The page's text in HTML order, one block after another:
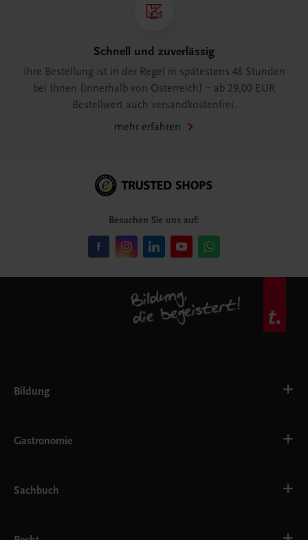
Schnell und zuverlässig
Ihre Bestellung ist in der Regel in spätestens 48 Stunden
bei Ihnen (innerhalb von Österreich) – ab 29,00 EUR
Bestellwert auch versandkostenfrei.
mehr erfahren
Besuchen Sie uns auf:
Bildung
AHS
EWF/ZWF
FW
Gastronomie
Getränke
Service
Sachbuch